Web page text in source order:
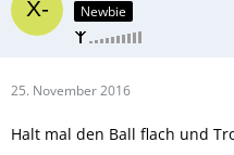
Newbie
25. November 2016
Halt mal den Ball flach und